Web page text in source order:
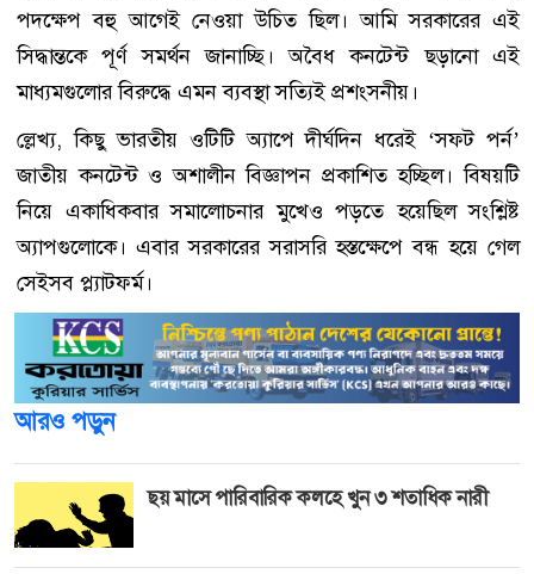
পদক্ষেপ বহু আগেই নেওয়া উচিত ছিল। আমি সরকারের এই
সিদ্ধান্তকে পূর্ণ সমর্থন জানাচ্ছি। অবৈধ কনটেন্ট ছড়ানো এই
মাধ্যমগুলোর বিরুদ্ধে এমন ব্যবস্থা সত্যিই প্রশংসনীয়।
ল্লেখ্য, কিছু ভারতীয় ওটিটি অ্যাপে দীর্ঘদিন ধরেই ‘সফট পর্ন’
জাতীয় কনটেন্ট ও অশালীন বিজ্ঞাপন প্রকাশিত হচ্ছিল। বিষয়টি
নিয়ে একাধিকবার সমালোচনার মুখেও পড়তে হয়েছিল সংশ্লিষ্ট
অ্যাপগুলোকে। এবার সরকারের সরাসরি হস্তক্ষেপে বন্ধ হয়ে গেল
সেইসব প্ল্যাটফর্ম।
আরও পড়ুন
ছয় মাসে পারিবারিক কলহে খুন ৩ শতাধিক নারী